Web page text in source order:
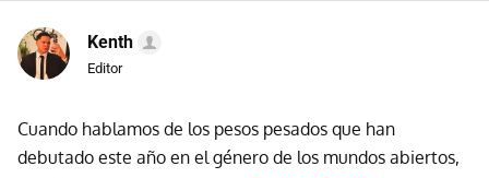
Kenth
Editor
Cuando hablamos de los pesos pesados que han
debutado este año en el género de los mundos abiertos,